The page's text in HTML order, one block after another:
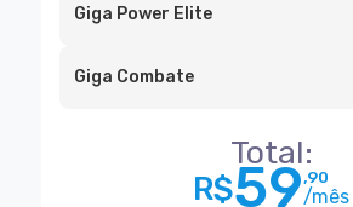
Giga Power Elite
Giga Combate
Total:
R$59,90
/mês